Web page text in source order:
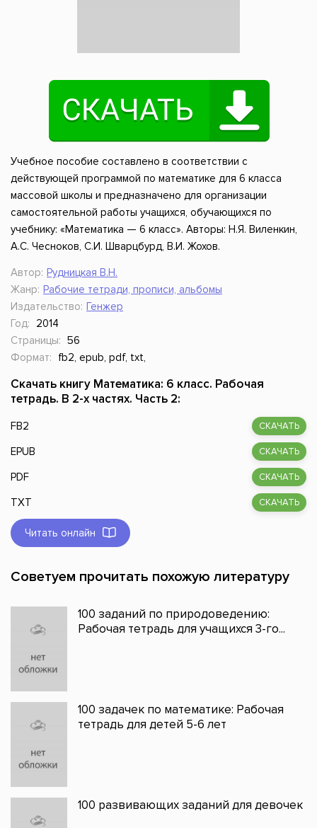
Учебное пособие составлено в соответствии с
действующей программой по математике для 6 класса
массовой школы и предназначено для организации
самостоятельной работы учащихся, обучающихся по
учебнику: «Математика — 6 класс». Авторы: Н.Я. Виленкин,
А.С. Чесноков, С.И. Шварцбурд, В.И. Жохов.
Автор: Рудницкая В.Н.
Жанр: Рабочие тетради, прописи, альбомы
Издательство: Генжер
Год:
2014
Страницы: 56
Формат:
fb2, epub, pdf, txt,
Скачать книгу Математика: 6 класс. Рабочая
тетрадь. В 2-х частях. Часть 2:
FB2 СКАЧАТЬ
EPUB СКАЧАТЬ
PDF СКАЧАТЬ
TXT СКАЧАТЬ
Читать онлайн
Советуем прочитать похожую литературу
100 заданий по природоведению:
Рабочая тетрадь для учащихся 3-го...
100 задачек по математике: Рабочая
тетрадь для детей 5-6 лет
100 развивающих заданий для девочек